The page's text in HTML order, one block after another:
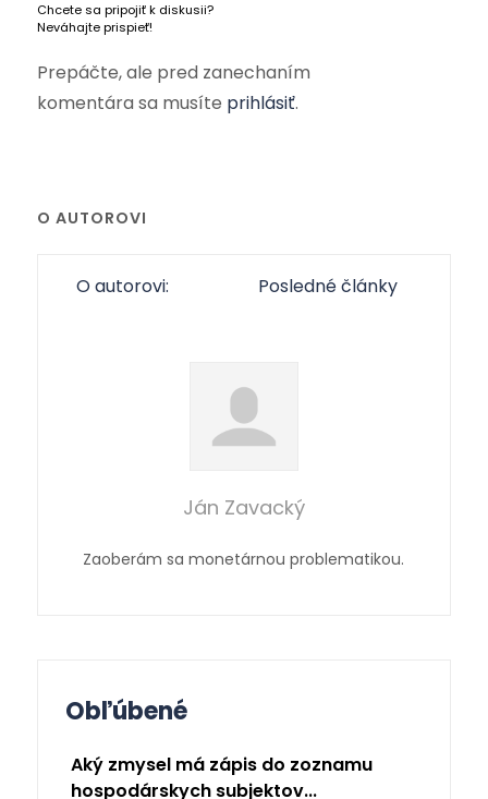
Chcete sa pripojiť k diskusii?
Neváhajte prispieť!
Prepáčte, ale pred zanechaním
komentára sa musíte prihlásiť.
O AUTOROVI
O autorovi: Posledné články
Ján Zavacký
Zaoberám sa monetárnou problematikou.
Obľúbené
Aký zmysel má zápis do zoznamu
hospodárskych subjektov...